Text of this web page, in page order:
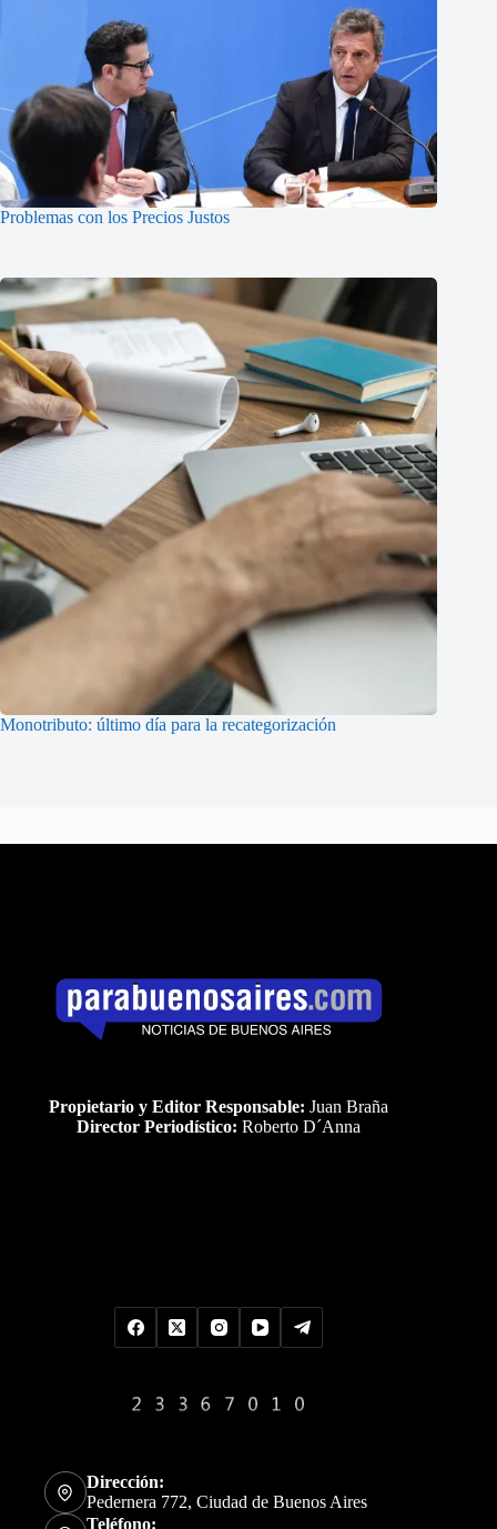
Problemas con los Precios Justos
Monotributo: último día para la recategorización
Propietario y Editor Responsable: Juan Braña
Director Periodístico: Roberto D´Anna
Dirección:
Pedernera 772, Ciudad de Buenos Aires
Teléfono: